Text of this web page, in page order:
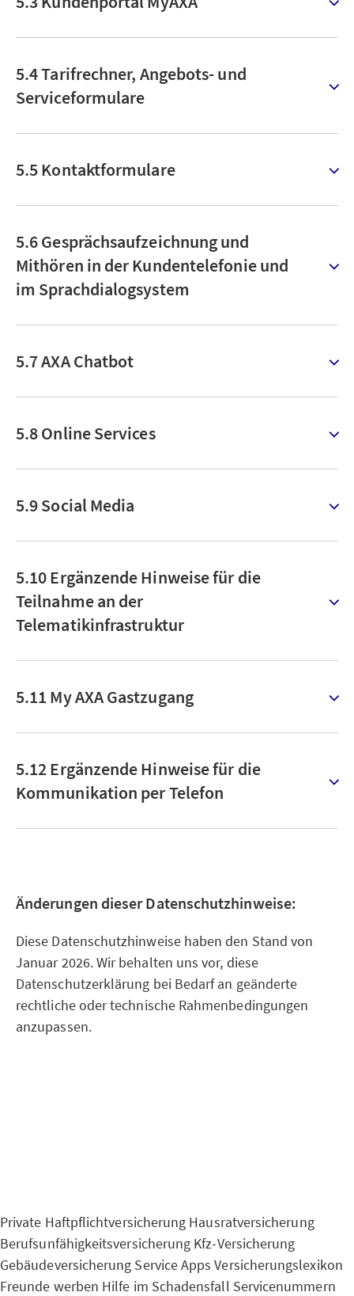
5.4 Tarifrechner, Angebots- und
Serviceformulare
5.5 Kontaktformulare
5.6 Gesprächsaufzeichnung und
Mithören in der Kundentelefonie und
im Sprachdialogsystem
5.7 AXA Chatbot
5.8 Online Services
5.9 Social Media
5.10 Ergänzende Hinweise für die
Teilnahme an der
Telematikinfrastruktur
5.11 My AXA Gastzugang
5.12 Ergänzende Hinweise für die
Kommunikation per Telefon
Änderungen dieser Datenschutzhinweise:
Diese Datenschutzhinweise haben den Stand von
Januar 2026. Wir behalten uns vor, diese
Datenschutzerklärung bei Bedarf an geänderte
rechtliche oder technische Rahmenbedingungen
anzupassen.
Private Haftpflichtversicherung Hausratversicherung
Berufsunfähigkeitsversicherung Kfz-Versicherung
Gebäudeversicherung Service Apps Versicherungslexikon
Freunde werben Hilfe im Schadensfall Servicenummern